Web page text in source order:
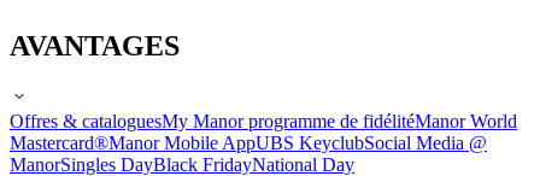
AVANTAGES
Offres & cataloguesMy Manor programme de fidélitéManor World
Mastercard®Manor Mobile AppUBS KeyclubSocial Media @
ManorSingles DayBlack FridayNational Day